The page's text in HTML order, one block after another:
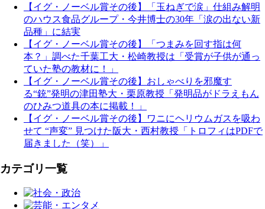
【イグ・ノーベル賞その後】「玉ねぎで涙」仕組み解明
のハウス食品グループ・今井博士の30年「涙の出ない新
品種」に結実
【イグ・ノーベル賞その後】「つまみを回す指は何
本？」調べた千葉工大・松崎教授は「受賞が子供が通っ
ていた塾の教材に！」
【イグ・ノーベル賞その後】おしゃべりを邪魔す
る“銃”発明の津田塾大・栗原教授「発明品がドラえもん
のひみつ道具の本に掲載！」
【イグ・ノーベル賞その後】ワニにヘリウムガスを吸わ
せて “声変” 見つけた阪大・西村教授「トロフィはPDFで
届きました（笑）」
カテゴリ一覧